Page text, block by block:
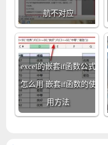
航不对应
excel的嵌套if函数公式
怎么用 嵌套if函数的使
用方法